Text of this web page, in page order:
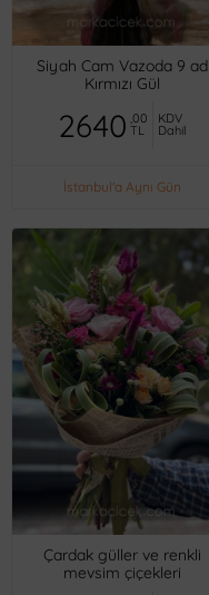
Siyah Cam Vazoda 9 ad
Kırmızı Gül
2640 ,00
TL
KDV
Dahil
İstanbul'a Aynı Gün
Çardak güller ve renkli
mevsim çiçekleri